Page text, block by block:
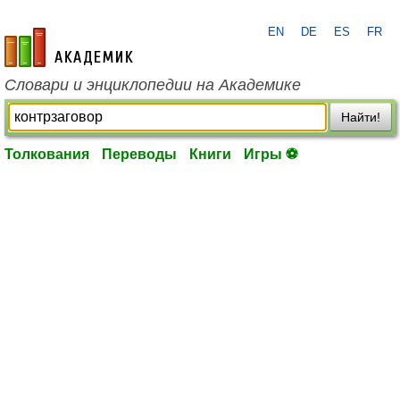
academic.ru
EN DE ES FR
Словари и энциклопедии на Академике
Найти!
Толкования Переводы Книги Игры ⚽